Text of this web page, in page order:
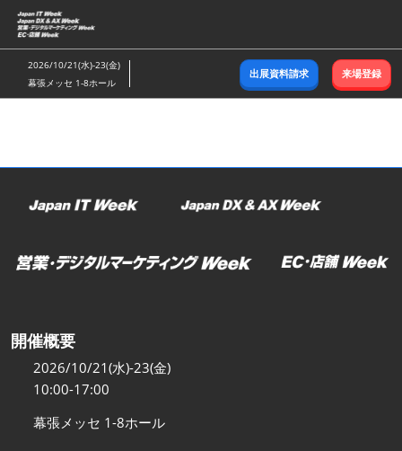
ス
キ
ッ
し
む
2026/10/21(水)-23(金)
幕張メッセ 1-8ホール
出展資料請求 来場登録
開催概要
2026/10/21(水)-23(金)
10:00-17:00
幕張メッセ 1-8ホール